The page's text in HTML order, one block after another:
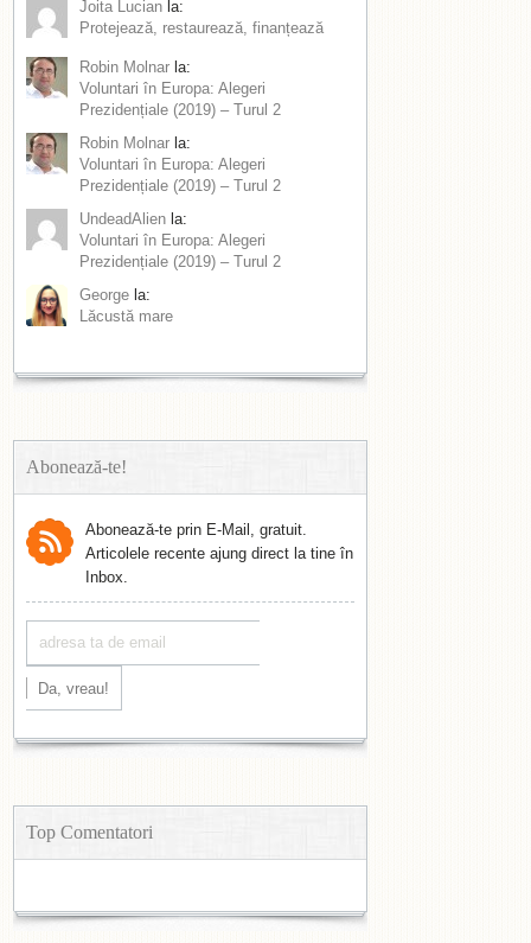
Joita Lucian la:
Protejează, restaurează, finanțează
Robin Molnar la:
Voluntari în Europa: Alegeri
Prezidențiale (2019) – Turul 2
Robin Molnar la:
Voluntari în Europa: Alegeri
Prezidențiale (2019) – Turul 2
UndeadAlien la:
Voluntari în Europa: Alegeri
Prezidențiale (2019) – Turul 2
George la:
Lăcustă mare
Abonează-te!
Abonează-te prin E-Mail, gratuit.
Articolele recente ajung direct la tine în
Inbox.
Top Comentatori